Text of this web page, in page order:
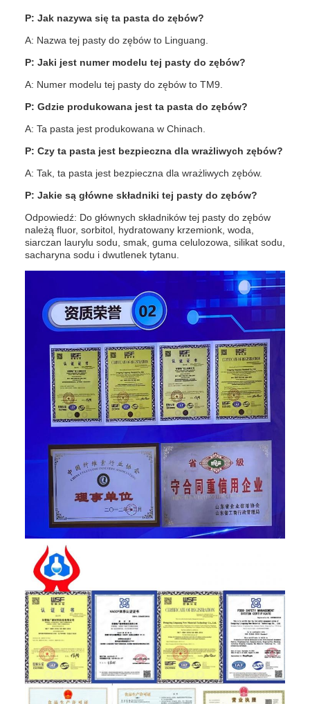
P: Jak nazywa się ta pasta do zębów?
A: Nazwa tej pasty do zębów to Linguang.
P: Jaki jest numer modelu tej pasty do zębów?
A: Numer modelu tej pasty do zębów to TM9.
P: Gdzie produkowana jest ta pasta do zębów?
A: Ta pasta jest produkowana w Chinach.
P: Czy ta pasta jest bezpieczna dla wrażliwych zębów?
A: Tak, ta pasta jest bezpieczna dla wrażliwych zębów.
P: Jakie są główne składniki tej pasty do zębów?
Odpowiedź: Do głównych składników tej pasty do zębów
należą fluor, sorbitol, hydratowany krzemionk, woda,
siarczan laurylu sodu, smak, guma celulozowa, silikat sodu,
sacharyna sodu i dwutlenek tytanu.